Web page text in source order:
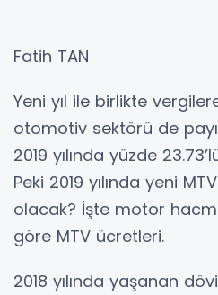
Fatih TAN
Yeni yıl ile birlikte
otomotiv sektörü de
2019 yılında yüzde
Peki 2019 yılında yeni
olacak? İşte motor
göre MTV ücretleri.
2018 yılında yaşanan